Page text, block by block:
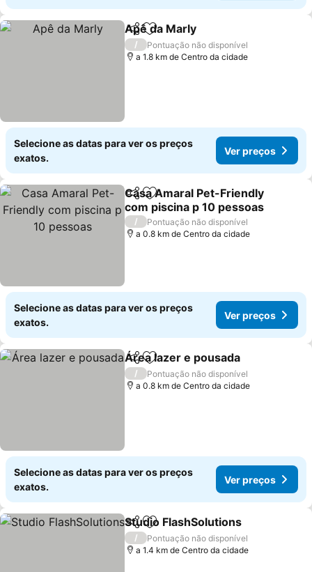
PartilharAdicionar aos favoritos
Apê da Marly
/
Pontuação não disponível
a 1.8 km de Centro da cidade
Selecione as datas para ver os preços
exatos.
Ver preços
PartilharAdicionar aos favoritos
Casa Amaral Pet-Friendly
com piscina p 10 pessoas
Ver preços
/
Pontuação não disponível
a 0.8 km de Centro da cidade
Selecione as datas para ver os preços
exatos.
Ver preços
PartilharAdicionar aos favoritos
Área lazer e pousada
/
Pontuação não disponível
a 0.8 km de Centro da cidade
Selecione as datas para ver os preços
exatos.
Ver preços
PartilharAdicionar aos favoritos
Studio FlashSolutions
/
Pontuação não disponível
a 1.4 km de Centro da cidade